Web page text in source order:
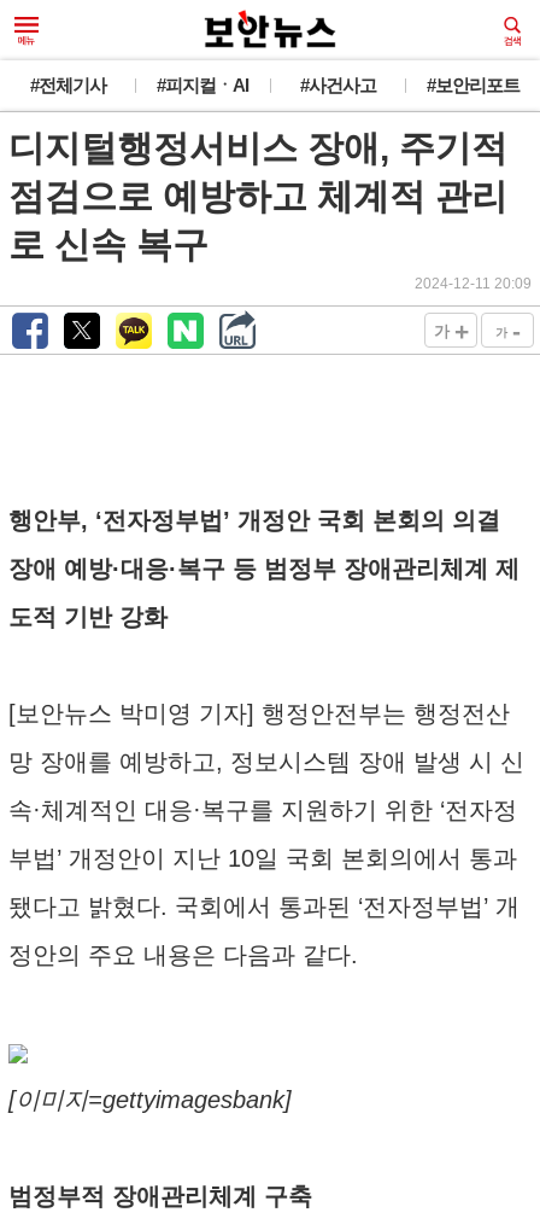
#전체기사 #피지컬ㆍAI #사건사고 #보안리포트
디지털행정서비스 장애, 주기적
점검으로 예방하고 체계적 관리
로 신속 복구
2024-12-11 20:09
가 + 가 -
행안부, ‘전자정부법’ 개정안 국회 본회의 의결
장애 예방·대응·복구 등 범정부 장애관리체계 제
도적 기반 강화
[보안뉴스 박미영 기자] 행정안전부는 행정전산
망 장애를 예방하고, 정보시스템 장애 발생 시 신
속·체계적인 대응·복구를 지원하기 위한 ‘전자정
부법’ 개정안이 지난 10일 국회 본회의에서 통과
됐다고 밝혔다. 국회에서 통과된 ‘전자정부법’ 개
정안의 주요 내용은 다음과 같다.
[이미지=gettyimagesbank]
범정부적 장애관리체계 구축